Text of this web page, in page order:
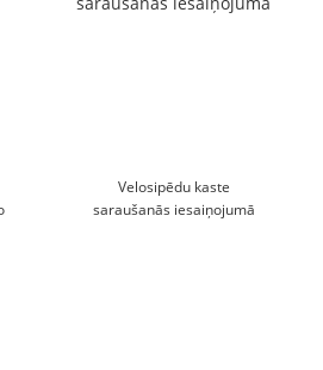
Velosipēdu kaste
saraušanās iesaiņojumā